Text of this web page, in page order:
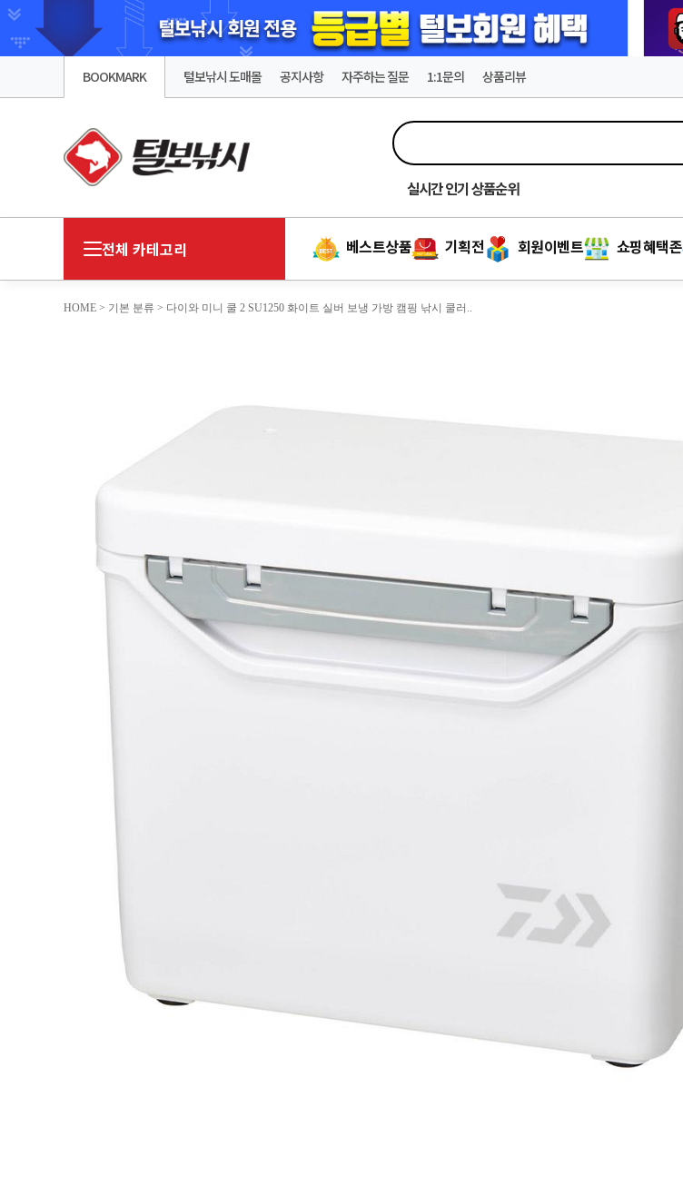
BOOKMARK 털보낚시 도매몰 공지사항 자주하는 질문 1:1문의 상품리뷰
실시간인기 상품순위
전체 카테고리 베스트상품 기획전 회원이벤트 쇼핑혜택존
HOME > 기본 분류 > 다이와 미니 쿨 2 SU1250 화이트 실버 보냉 가방 캠핑 낚시 쿨러..